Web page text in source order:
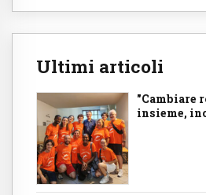
Ultimi articoli
"Cambiare
insieme,